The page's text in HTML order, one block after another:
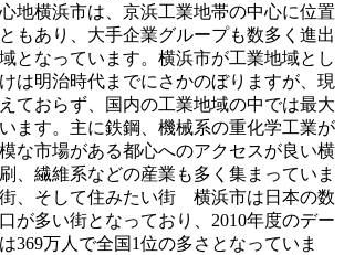
地横浜市は、京浜工業地帯の中心に位置
もあり、大手企業グループも数多く進出
となっています。横浜市が工業地域とし
は明治時代までにさかのぼりますが、現
ておらず、国内の工業地域の中では最大
ます。主に鉄鋼、機械系の重化学工業が
な市場がある都心へのアクセスが良い横
、繊維系などの産業も多く集まっていま
、そして住みたい街 横浜市は日本の数
が多い街となっており、2010年度のデー
369万人で全国1位の多さとなっていま